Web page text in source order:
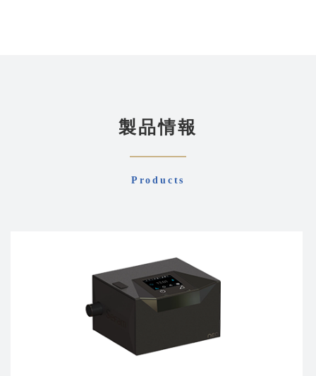
製品情報
Products